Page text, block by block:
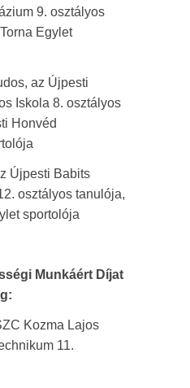
9. osztályos
Egylet
az Újpesti
Iskola 8. osztályos
Honvéd
Újpesti Babits
osztályos tanulója,
sportolója
Munkáért Díjat
Kozma Lajos
11.